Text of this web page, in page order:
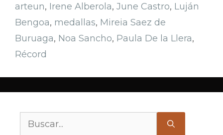
arteun, Irene Alberola, June Castro, Luján
Bengoa, medallas, Mireia Saez de
Buruaga, Noa Sancho, Paula De la Llera,
Récord